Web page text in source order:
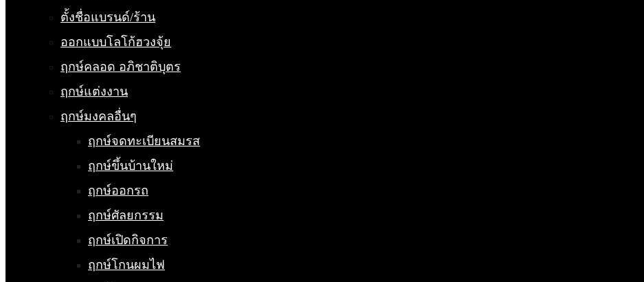
ตั้งชื่อแบรนด์/ร้าน
ออกแบบโลโก้ฮวงจุ้ย
ฤกษ์คลอด อภิชาติบุตร
ฤกษ์แต่งงาน
ฤกษ์มงคลอื่นๆ
ฤกษ์จดทะเบียนสมรส
ฤกษ์ขึ้นบ้านใหม่
ฤกษ์ออกรถ
ฤกษ์ศัลยกรรม
ฤกษ์เปิดกิจการ
ฤกษ์โกนผมไฟ